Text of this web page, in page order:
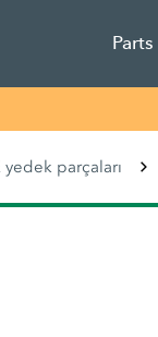
yedek parçaları